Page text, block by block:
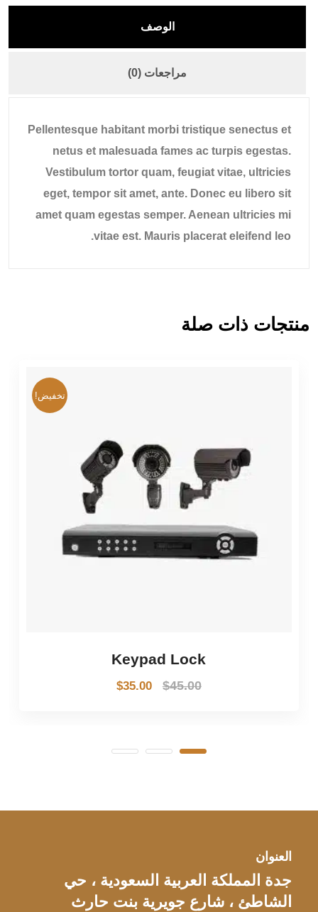
الوصف
مراجعات (0)
Pellentesque habitant morbi tristique senectus et
netus et malesuada fames ac turpis egestas.
Vestibulum tortor quam, feugiat vitae, ultricies
eget, tempor sit amet, ante. Donec eu libero sit
amet quam egestas semper. Aenean ultricies mi
vitae est. Mauris placerat eleifend leo.
منتجات ذات صلة
تخفيض!
Keypad Lock
$45.00
$35.00
العنوان
جدة المملكة العربية السعودية ، حي
الشاطئ ، شارع جويرية بنت حارث